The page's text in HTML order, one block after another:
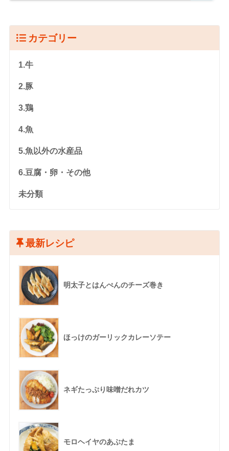
カテゴリー
1.牛
2.豚
3.鶏
4.魚
5.魚以外の水産品
6.豆腐・卵・その他
未分類
最新レシピ
明太子とはんぺんのチーズ巻き
ほっけのガーリックカレーソテー
ネギたっぷり味噌だれカツ
モロヘイヤのあぶたま